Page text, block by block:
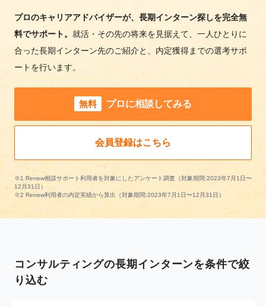
プロのキャリアアドバイザーが、長期インターン探しを完全無
料でサポート。 就活・その先の将来を見据えて、一人ひとりに
合った長期インターン先のご紹介と、内定獲得までの選考サポ
ートを行います。
無料 プロに相談してみる
会員登録はこちら
※1 Renew相談サポート利用者を対象にしたアンケート調査（対象期間:2023年7月1日〜
12月31日）
※2 Renew利用者の内定実績から算出（対象期間:2023年7月1日〜12月31日）
コンサルティングの長期インターンを条件で絞
り込む